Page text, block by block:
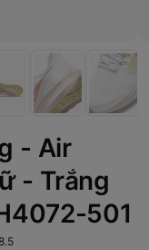
- Air
- Trắng
501